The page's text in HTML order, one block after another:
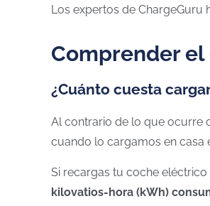
Los expertos de ChargeGuru
Comprender el
¿Cuánto cuesta
Al contrario de lo que ocurre
cuando lo cargamos en casa
Si recargas tu coche
kilovatios-hora (kWh)